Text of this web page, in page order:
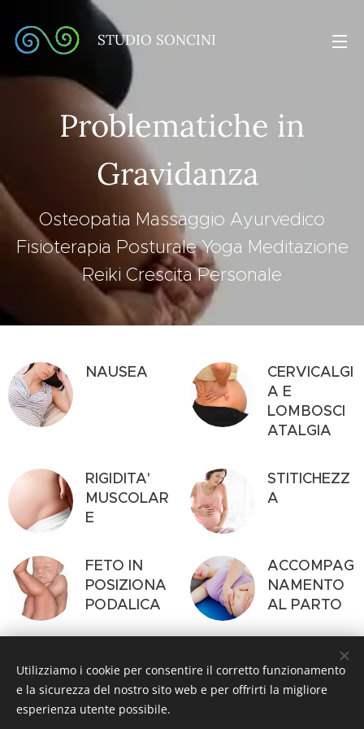
STUDIO SONCINI
Problematiche in
Gravidanza
Osteopatia Massaggio Ayurvedico
Fisioterapia Posturale Yoga Meditazione
Reiki Crescita Personale
NAUSEA
CERVICALGI
A E
LOMBOSCI
ATALGIA
RIGIDITA'
MUSCOLAR
E
STITICHEZZ
A
FETO IN
POSIZIONA
PODALICA
ACCOMPAG
NAMENTO
AL PARTO
Studio Soncini, Via San Rocco, 2 20865 Usmate-Velate ( MB )
Tel. 348/4017773
Utilizziamo i cookie per consentire il corretto funzionamento
e la sicurezza del nostro sito web e per offrirti la migliore
esperienza utente possibile.